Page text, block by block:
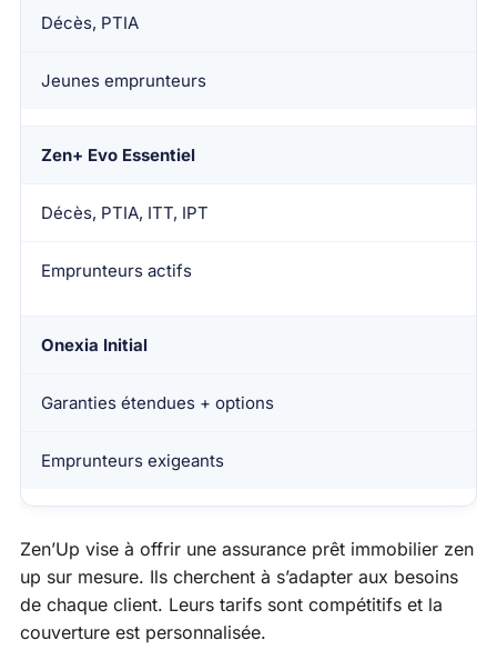
Décès, PTIA
Jeunes emprunteurs
Zen+ Evo Essentiel
Décès, PTIA, ITT, IPT
Emprunteurs actifs
Onexia Initial
Garanties étendues + options
Emprunteurs exigeants
Zen’Up vise à offrir une assurance prêt immobilier zen
up sur mesure. Ils cherchent à s’adapter aux besoins
de chaque client. Leurs tarifs sont compétitifs et la
couverture est personnalisée.